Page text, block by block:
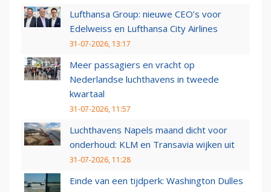
Lufthansa Group: nieuwe CEO’s voor
Edelweiss en Lufthansa City Airlines
31-07-2026, 13:17
Meer passagiers en vracht op
Nederlandse luchthavens in tweede
kwartaal
31-07-2026, 11:57
Luchthavens Napels maand dicht voor
onderhoud: KLM en Transavia wijken uit
31-07-2026, 11:28
Einde van een tijdperk: Washington Dulles